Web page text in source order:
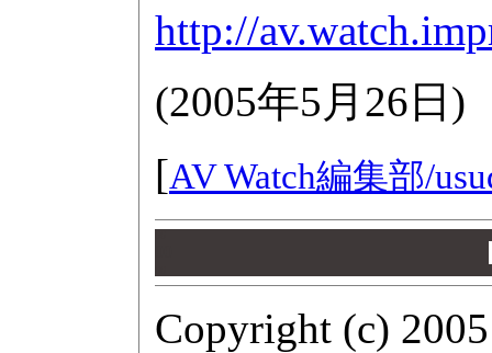
http://
(2005年5月26日 )
[AV Watch編集部/
Copyright (c)